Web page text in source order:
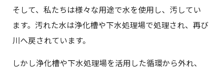
そして、私たちは様々な用途で水を使用し、汚してい
ます。汚れた水は浄化槽や下水処理場で処理され、再び
川へ戻されています。
しかし浄化槽や下水処理場を活用した循環から外れ、